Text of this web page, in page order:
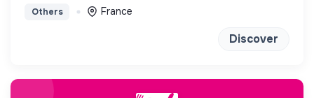
Others France
Discover